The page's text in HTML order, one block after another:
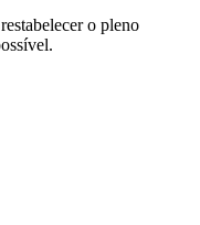
o pleno